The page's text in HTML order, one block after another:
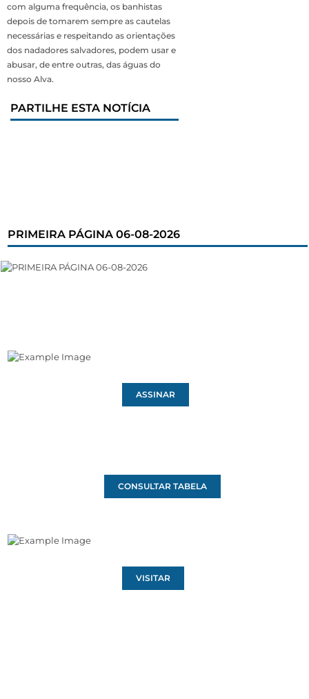
com alguma frequência, os banhistas
depois de tomarem sempre as cautelas
necessárias e respeitando as orientações
dos nadadores salvadores, podem usar e
abusar, de entre outras, das águas do
nosso Alva.
PARTILHE ESTA NOTÍCIA
PRIMEIRA PÁGINA 06-08-2026
ASSINAR
CONSULTAR TABELA
VISITAR